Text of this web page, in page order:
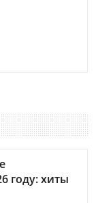
году: хиты